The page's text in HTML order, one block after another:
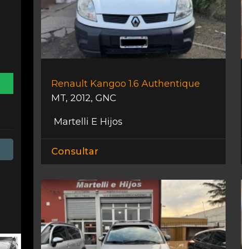
Renault Kangoo 1.6 Authentique
MT, 2012, GNC
Martelli E Hijos
Consultar